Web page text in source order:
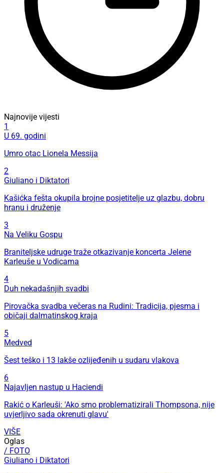
Najnovije vijesti
1
U 69. godini
Umro otac Lionela Messija
2
Giuliano i Diktatori
Kašićka fešta okupila brojne posjetitelje uz glazbu, dobru
hranu i druženje
3
Na Veliku Gospu
Braniteljske udruge traže otkazivanje koncerta Jelene
Karleuše u Vodicama
4
Duh nekadašnjih svadbi
Pirovačka svadba večeras na Rudini: Tradicija, pjesma i
običaji dalmatinskog kraja
5
Medved
Šest teško i 13 lakše ozlijeđenih u sudaru vlakova
6
Najavljen nastup u Haciendi
Rakić o Karleuši: 'Ako smo problematizirali Thompsona, nije
uvjerljivo sada okrenuti glavu'
VIŠE
Oglas
/ FOTO
Giuliano i Diktatori